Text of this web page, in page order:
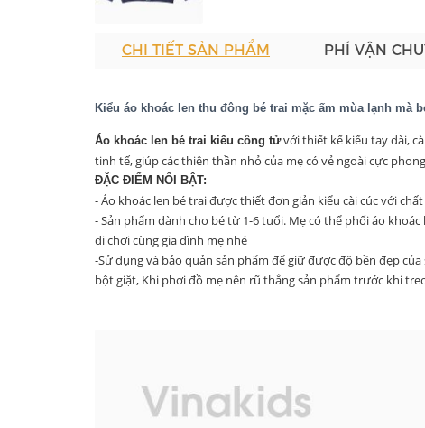
CHI TIẾT SẢN PHẨM PHÍ VẬN
Kiểu áo khoác len thu đông bé trai mặc ấm mùa lạnh mà
Áo khoác len bé trai kiểu công tửvới thiết kế kiểu tay dài,
tinh tế, giúp các thiên thần nhỏ của mẹ có vẻ ngoài cực
ĐẶC ĐIỂM NỔI BẬT:
- Áo khoác len bé trai được thiết đơn giản kiểu cài cúc với
- Sản phẩm dành cho bé từ 1-6 tuổi. Mẹ có thể phối áo
đi chơi cùng gia đình mẹ nhé
-Sử dụng và bảo quản sản phẩm để giữ được độ bền đẹp
bột giặt, Khi phơi đồ mẹ nên rũ thẳng sản phẩm trước khi